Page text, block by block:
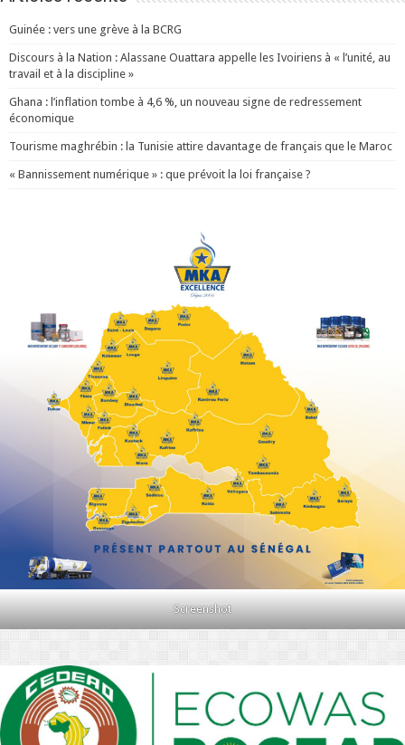
Guinée : vers une grève à la BCRG
Discours à la Nation : Alassane Ouattara appelle les Ivoiriens à « l’unité, au
travail et à la discipline »
Ghana : l’inflation tombe à 4,6 %, un nouveau signe de redressement
économique
Tourisme maghrébin : la Tunisie attire davantage de français que le Maroc
« Bannissement numérique » : que prévoit la loi française ?
Screenshot